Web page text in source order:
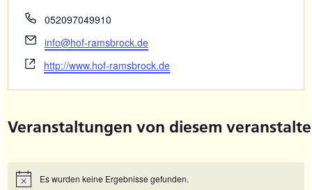
Telefon
052097049910
Email
info@hof-ramsbrock.de
Webseite
http://www.hof-ramsbrock.de
Veranstaltungen von diesem
HinweisEs wurden keine Ergebnisse gefunden.